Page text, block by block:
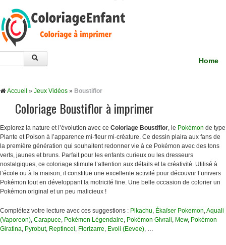
Home
Accueil » Jeux Vidéos » Boustiflor
Coloriage Boustiflor à imprimer
Explorez la nature et l’évolution avec ce Coloriage Boustiflor, le Pokémon de type
Plante et Poison à l’apparence mi-fleur mi-créature. Ce dessin plaira aux fans de
la première génération qui souhaitent redonner vie à ce Pokémon avec des tons
verts, jaunes et bruns. Parfait pour les enfants curieux ou les dresseurs
nostalgiques, ce coloriage stimule l’attention aux détails et la créativité. Utilisé à
l’école ou à la maison, il constitue une excellente activité pour découvrir l’univers
Pokémon tout en développant la motricité fine. Une belle occasion de colorier un
Pokémon original et un peu malicieux !
Complétez votre lecture avec ces suggestions : Pikachu, Ékaïser Pokemon,Aquali
(Vaporeon), Carapuce, Pokémon Légendaire, Pokémon Givrali, Mew, Pokémon
Giratina, Pyrobut, Reptincel , Florizarre, Evoli (Eevee), …